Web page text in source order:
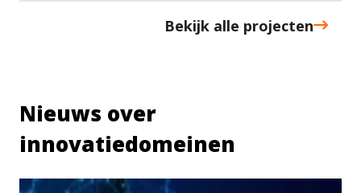
Bekijk alle projecten
Nieuws over
innovatiedomeinen